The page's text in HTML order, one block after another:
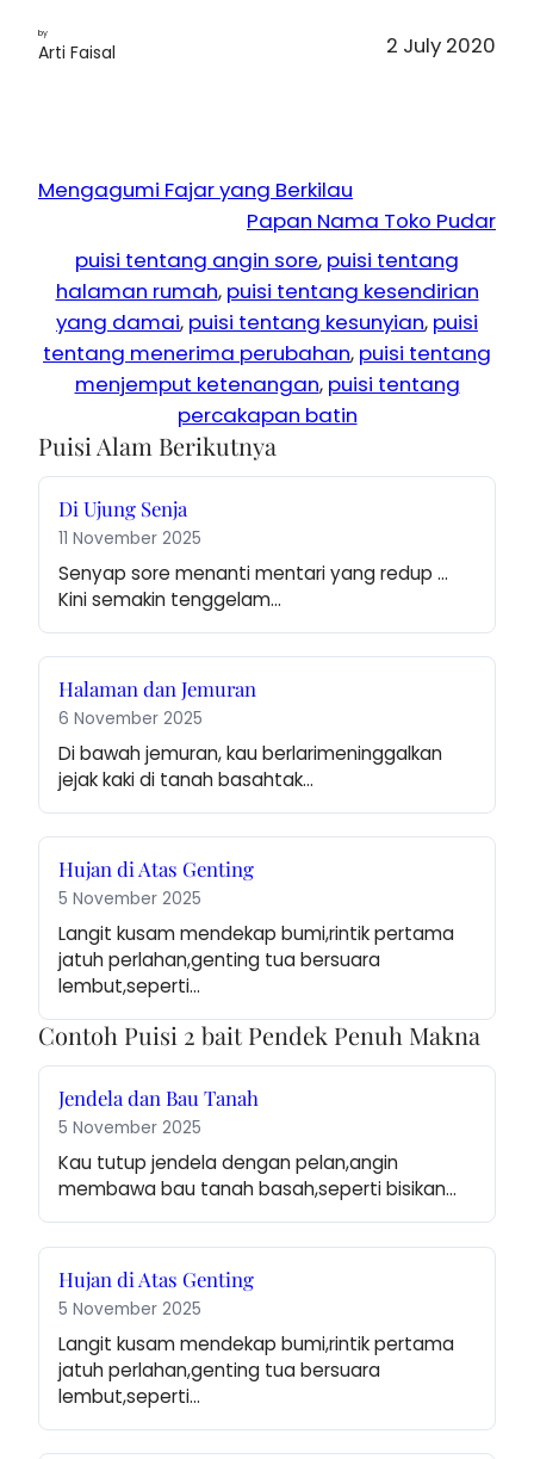
by
Arti Faisal 2 July 2020
Mengagumi Fajar yang Berkilau
Papan Nama Toko Pudar
puisi tentang angin sore, puisi tentang
halaman rumah, puisi tentang kesendirian
yang damai, puisi tentang kesunyian, puisi
tentang menerima perubahan, puisi tentang
menjemput ketenangan, puisi tentang
percakapan batin
Puisi Alam Berikutnya
Di Ujung Senja
11 November 2025
Senyap sore menanti mentari yang redup …
Kini semakin tenggelam…
Halaman dan Jemuran
6 November 2025
Di bawah jemuran, kau berlarimeninggalkan
jejak kaki di tanah basahtak…
Hujan di Atas Genting
5 November 2025
Langit kusam mendekap bumi,rintik pertama
jatuh perlahan,genting tua bersuara
lembut,seperti…
Contoh Puisi 2 bait Pendek Penuh Makna
Jendela dan Bau Tanah
5 November 2025
Kau tutup jendela dengan pelan,angin
membawa bau tanah basah,seperti bisikan…
Hujan di Atas Genting
5 November 2025
Langit kusam mendekap bumi,rintik pertama
jatuh perlahan,genting tua bersuara
lembut,seperti…